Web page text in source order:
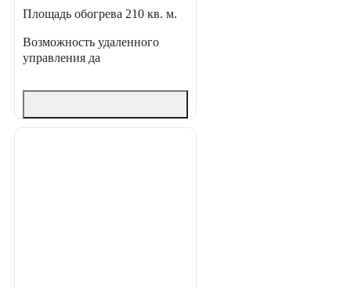
Площадь обогрева 210 кв. м.
Возможность удаленного
управления да